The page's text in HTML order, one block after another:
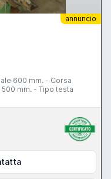
annuncio
600 mm. - Corsa
mm. - Tipo testa